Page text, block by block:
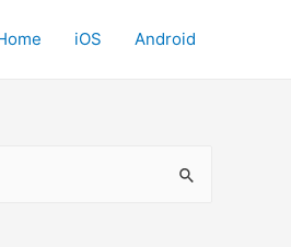
iOS Android